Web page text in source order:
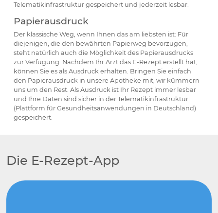
Telematikinfrastruktur gespeichert und jederzeit lesbar.
Papierausdruck
Der klassische Weg, wenn Ihnen das am liebsten ist: Für
diejenigen, die den bewährten Papierweg bevorzugen,
steht natürlich auch die Möglichkeit des Papierausdrucks
zur Verfügung. Nachdem Ihr Arzt das E-Rezept erstellt hat,
können Sie es als Ausdruck erhalten. Bringen Sie einfach
den Papierausdruck in unsere Apotheke mit, wir kümmern
uns um den Rest. Als Ausdruck ist Ihr Rezept immer lesbar
und Ihre Daten sind sicher in der Telematikinfrastruktur
(Plattform für Gesundheitsanwendungen in Deutschland)
gespeichert.
Die E-Rezept-App